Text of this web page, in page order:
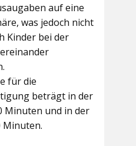
auf eine
was jedoch nicht
Kinder bei der
für die
beträgt in der
Minuten und in der
Minuten.